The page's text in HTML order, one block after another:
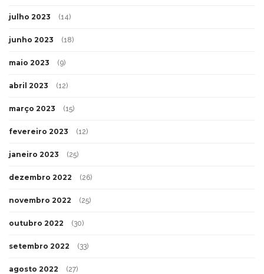
julho 2023 (14)
junho 2023 (18)
maio 2023 (9)
abril 2023 (12)
março 2023 (15)
fevereiro 2023 (12)
janeiro 2023 (25)
dezembro 2022 (26)
novembro 2022 (25)
outubro 2022 (30)
setembro 2022 (33)
agosto 2022 (27)